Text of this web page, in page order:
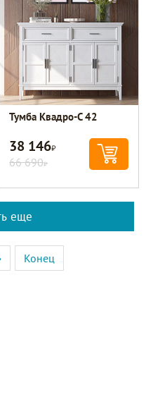
Тумба Квадро-С 42
38 146Р
66 690Р
еще
Конец